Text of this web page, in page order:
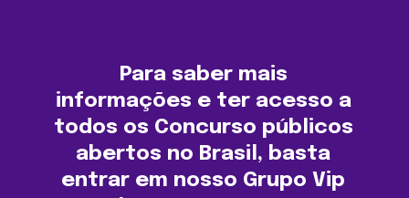
Para saber mais
informações e ter acesso a
todos os Concurso públicos
abertos no Brasil, basta
entrar em nosso Grupo Vip